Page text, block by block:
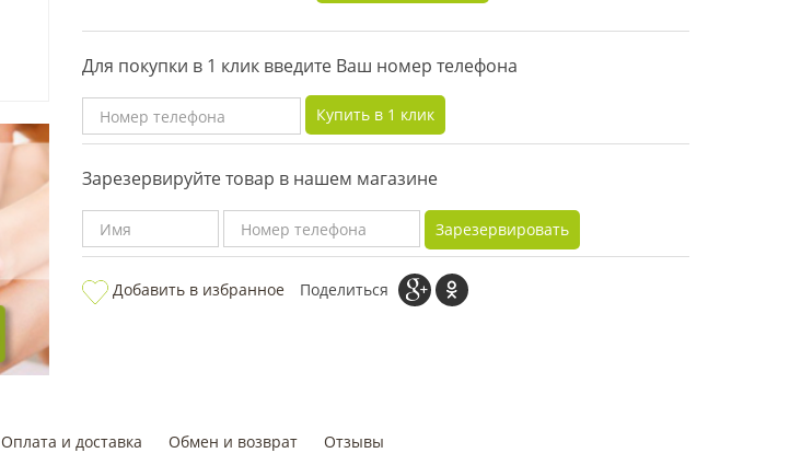
Для покупки в 1 клик введите Ваш номер телефона
Купить в 1 клик
Зарезервируйте товар в нашем магазине
Зарезервировать
Добавить в избранное Поделиться
Оплата и доставка Обмен и возврат Отзывы